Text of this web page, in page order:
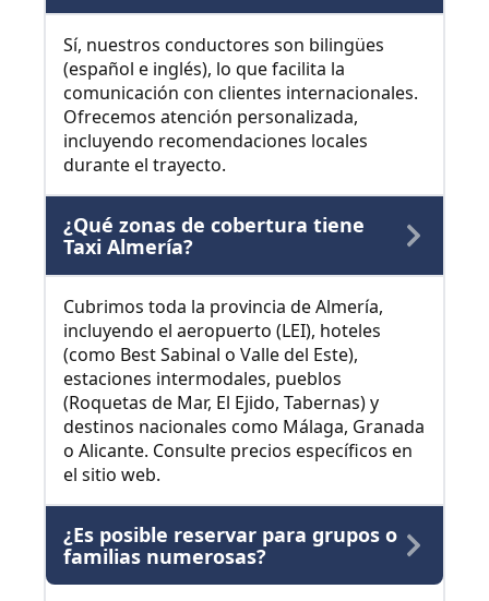
Sí, nuestros conductores son bilingües
(español e inglés), lo que facilita la
comunicación con clientes internacionales.
Ofrecemos atención personalizada,
incluyendo recomendaciones locales
durante el trayecto.
¿Qué zonas de cobertura tiene
Taxi Almería?
Cubrimos toda la provincia de Almería,
incluyendo el aeropuerto (LEI), hoteles
(como Best Sabinal o Valle del Este),
estaciones intermodales, pueblos
(Roquetas de Mar, El Ejido, Tabernas) y
destinos nacionales como Málaga, Granada
o Alicante. Consulte precios específicos en
el sitio web.
¿Es posible reservar para grupos o
familias numerosas?